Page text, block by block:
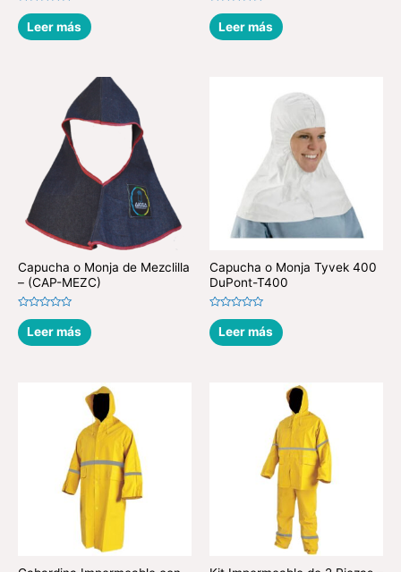
Valorado
en
0
de
Leer más
Valorado
en
0
de
Leer más
Capucha o Monja de Mezclilla
– (CAP-MEZC)
Valorado
en
0
de
Leer más
Capucha o Monja Tyvek 400
DuPont-T400
Valorado
en
0
de
Leer más